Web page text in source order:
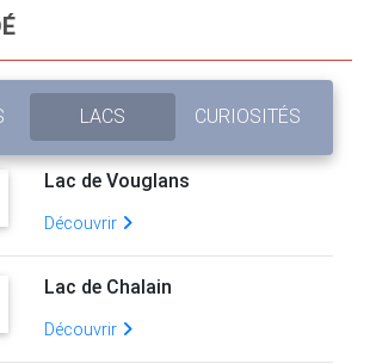
LACS CURIOSITÉS
Lac de Vouglans
Découvrir
Lac de Chalain
Découvrir